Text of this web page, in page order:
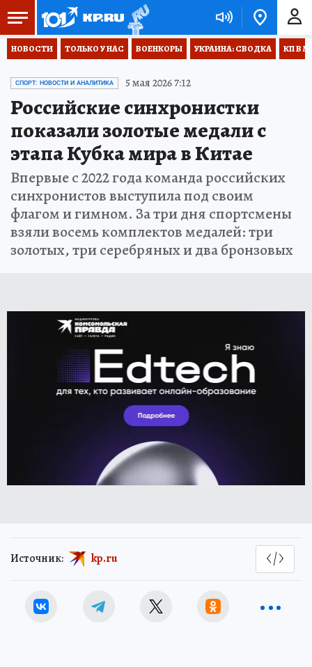
НОВОСТИ ТОЛЬКО У НАС ВОЕНКОРЫ УКРАИНА: СВОДКА КП В
СПОРТ: НОВОСТИ И АНАЛИТИКА 5 мая 2026 7:12
Российские синхронистки
показали золотые медали с
этапа Кубка мира в Китае
Впервые с 2022 года команда российских
синхронистов выступила под своим
флагом и гимном. За три дня спортсмены
взяли восемь комплектов медалей: три
золотых, три серебряных и два бронзовых
Источник: kp.ru